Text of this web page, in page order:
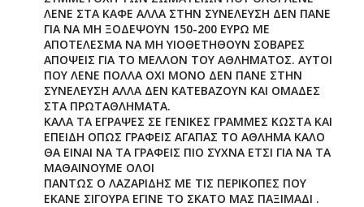
ΛΕΝΕ ΣΤΑ ΚΑΦΕ ΑΛΛΑ ΣΤΗΝ ΣΥΝΕΛΕΥΣΗ ΔΕΝ ΠΑΝΕ
ΓΙΑ ΝΑ ΜΗ ΞΟΔΕΨΟΥΝ 150-200 ΕΥΡΩ ΜΕ
ΑΠΟΤΕΛΕΣΜΑ ΝΑ ΜΗ ΥΙΟΘΕΤΗΘΟΥΝ ΣΟΒΑΡΕΣ
ΑΠΟΨΕΙΣ ΓΙΑ ΤΟ ΜΕΛΛΟΝ ΤΟΥ ΑΘΛΗΜΑΤΟΣ. ΑΥΤΟΙ
ΠΟΥ ΛΕΝΕ ΠΟΛΛΑ ΟΧΙ ΜΟΝΟ ΔΕΝ ΠΑΝΕ ΣΤΗΝ
ΣΥΝΕΛΕΥΣΗ ΑΛΛΑ ΔΕΝ ΚΑΤΕΒΑΖΟΥΝ ΚΑΙ ΟΜΑΔΕΣ
ΣΤΑ ΠΡΩΤΑΘΛΗΜΑΤΑ.
ΚΑΛΑ ΤΑ ΕΓΡΑΨΕΣ ΣΕ ΓΕΝΙΚΕΣ ΓΡΑΜΜΕΣ ΚΩΣΤΑ ΚΑΙ
ΕΠΕΙΔΗ ΟΠΩΣ ΓΡΑΦΕΙΣ ΑΓΑΠΑΣ ΤΟ ΑΘΛΗΜΑ ΚΑΛΟ
ΘΑ ΕΙΝΑΙ ΝΑ ΤΑ ΓΡΑΦΕΙΣ ΠΙΟ ΣΥΧΝΑ ΕΤΣΙ ΓΙΑ ΝΑ ΤΑ
ΜΑΘΑΙΝΟΥΜΕ ΟΛΟΙ
ΠΑΝΤΩΣ Ο ΛΑΖΑΡΙΔΗΣ ΜΕ ΤΙΣ ΠΕΡΙΚΟΠΕΣ ΠΟΥ
ΕΚΑΝΕ ΣΙΓΟΥΡΑ ΕΓΙΝΕ ΤΟ ΣΚΑΤΟ ΜΑΣ ΠΑΞΙΜΑΔΙ .